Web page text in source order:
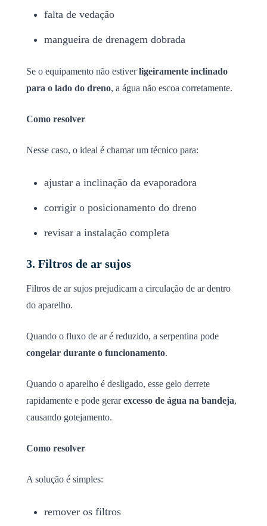
falta de vedação
mangueira de drenagem dobrada
Se o equipamento não estiverligeiramente inclinado
para o lado do dreno, a água não escoa corretamente.
Como resolver
Nesse caso, o ideal é chamar um técnico para:
ajustar a inclinação da evaporadora
corrigir o posicionamento do dreno
revisar a instalação completa
3. Filtros de ar sujos
Filtros de ar sujos prejudicam a circulação de ar dentro
do aparelho.
Quando o fluxo de ar é reduzido, a serpentina pode
congelar durante o funcionamento.
Quando o aparelho é desligado, esse gelo derrete
rapidamente e pode gerarexcesso de água na bandeja,
causando gotejamento.
Como resolver
A solução é simples:
remover os filtros